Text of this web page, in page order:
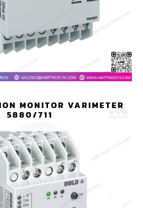
MONITOR VARIMETER
5880/711